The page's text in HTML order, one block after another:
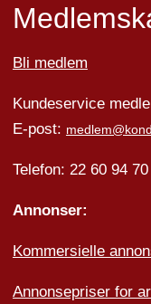
Bli medlem
Kundeservice
E-post:
Telefon: 22 60 94 70
Annonser:
Kommersielle
Annonsepriser for